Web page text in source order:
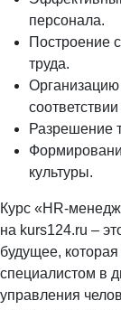
персонала.
Построение
труда.
Организацию
Разрешение
культуры.
Курс «HR-
на kurs124.ru –
будущее,
специалистом в
управления